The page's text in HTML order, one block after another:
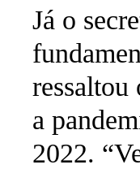
Já o
ressaltou
a
2022.